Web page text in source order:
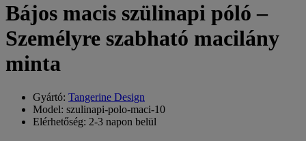
Bájos macis szülinapi póló –
Személyre szabható macilány
minta
Gyártó: Tangerine Design
Model: szulinapi-polo-maci-10
Elérhetőség: 2-3 napon belül